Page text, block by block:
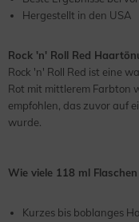
Hergestellt in den USA
Rock 'n' Roll Red
Rock 'n' Roll Red ist eine
Rot mit mittlerem Farbton
empfohlen, das zuvor auf
wurde.
Wie viele 118 ml
Kurzes bis boblanges